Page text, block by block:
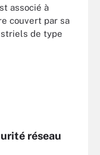
associé à
couvert par sa
de type
réseau